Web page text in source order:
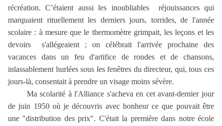
récréation. C’étaient aussi les inoubliables
réjouissances qui
marquaient rituellement les derniers jours, torrides, de l'année
scolaire : à mesure que le thermomètre grimpait, les leçons et les
devoirs
s'allégeaient ; on célébrait l'arrivée prochaine des
vacances dans un feu d'artifice de rondes et de chansons,
inlassablement hurlées sous les fenêtres du directeur, qui, tous ces
jours-là, consentait à prendre un visage moins sévère.
Ma scolarité à l'Alliance s'acheva en cet avant-dernier jour
de juin 1950 où je découvris avec bonheur ce que pouvait être
une "distribution des prix". C'était la première dans notre école